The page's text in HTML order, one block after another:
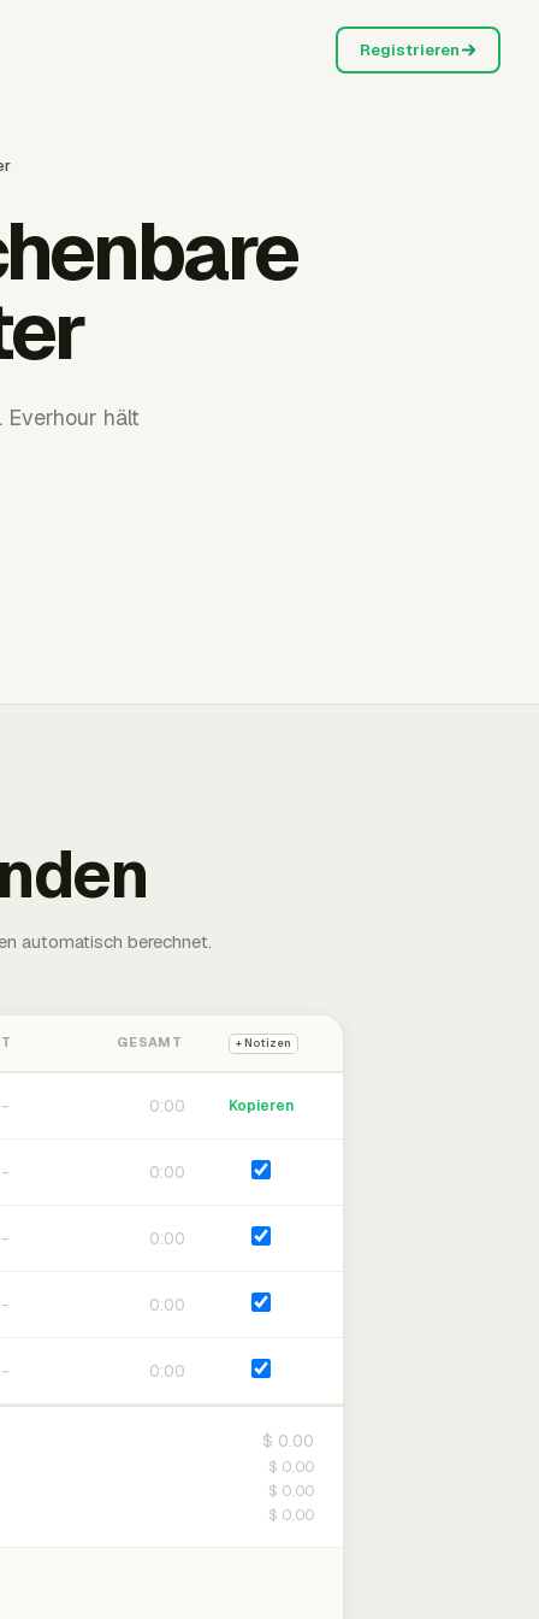
Registrieren
Everhour hält
automatisch berechnet.
GESAMT + Notizen
0:00 Kopieren
0:00
0:00
0:00
0:00
$ 0.00
$ 0.00
$ 0.00
$ 0.00